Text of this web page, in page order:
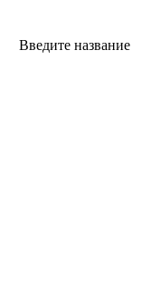
Введите название